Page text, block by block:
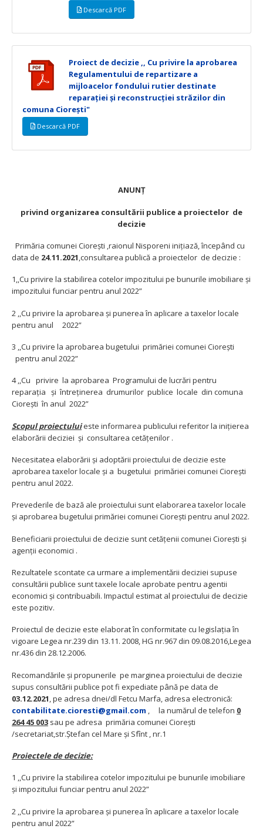
Descarcă PDF
Proiect de decizie ,, Cu privire la aprobarea
Regulamentului de repartizare a
mijloacelor fondului rutier destinate
reparației și reconstrucției străzilor din
comuna Ciorești"
Descarcă PDF
ANUNŢ
privind organizarea consultării publice a proiectelor de
decizie
Primăria comunei Cioreşti ,raionul Nisporeni iniţiază, începând cu
data de 24.11.2021,consultarea publică a proiectelor de decizie :
1,,Cu privire la stabilirea cotelor impozitului pe bunurile imobiliare şi
impozitului funciar pentru anul 2022”
2 ,,Cu privire la aprobarea şi punerea în aplicare a taxelor locale
pentru anul 2022”
3 ,,Cu privire la aprobarea bugetului primăriei comunei Cioreşti
pentru anul 2022”
4 ,,Cu privire la aprobarea Programului de lucrări pentru
reparația și întreținerea drumurilor publice locale din comuna
Ciorești în anul 2022”
Scopul proiectuluieste informarea publicului referitor la iniţierea
elaborării deciziei şi consultarea cetăţenilor .
Necesitatea elaborării şi adoptării proiectului de decizie este
aprobarea taxelor locale şi a bugetului primăriei comunei Cioreşti
pentru anul 2022.
Prevederile de bază ale proiectului sunt elaborarea taxelor locale
şi aprobarea bugetului primăriei comunei Cioreşti pentru anul 2022.
Beneficiarii proiectului de decizie sunt cetăţenii comunei Cioreşti şi
agenţii economici .
Rezultatele scontate ca urmare a implementării deciziei supuse
consultării publice sunt taxele locale aprobate pentru agentii
economici şi contribuabili. Impactul estimat al proiectului de decizie
este pozitiv.
Proiectul de decizie este elaborat în conformitate cu legislaţia în
vigoare Legea nr.239 din 13.11. 2008, HG nr.967 din 09.08.2016,Legea
nr.436 din 28.12.2006.
Recomandările și propunerile pe marginea proiectului de decizie
supus consultării publice pot fi expediate până pe data de
03.12.2021, pe adresa dnei/dl Fetcu Marfa, adresa electronică:
contabilitate.cioresti@gmail.com , la numărul de telefon 0
264 45 003 sau pe adresa primăria comunei Cioreşti
/secretariat,str.Ştefan cel Mare şi Sfînt , nr.1
Proiectele de decizie:
1 ,,Cu privire la stabilirea cotelor impozitului pe bunurile imobiliare
şi impozitului funciar pentru anul 2022”
2 ,,Cu privire la aprobarea şi punerea în aplicare a taxelor locale
pentru anul 2022”